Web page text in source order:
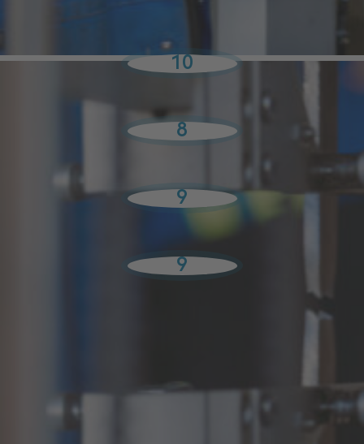
10
Interesse an Chemie und Physik
8
mathematisches Denken
9
technisches Verständnis
9
Lehrlingseinkommen (in brutto)